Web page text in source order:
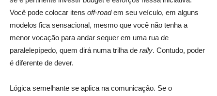
Você pode colocar itens off-roadem seu veículo, em alguns
modelos fica sensacional, mesmo que você não tenha a
menor vocação para andar sequer em uma rua de
paralelepípedo, quem dirá numa trilha de rally. Contudo, poder
é diferente de dever.
Lógica semelhante se aplica na comunicação. Se o